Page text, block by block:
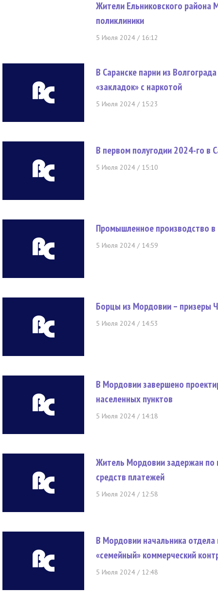
Жители Ельниковского
поликлиники
5 Июля 2024 / 16:12
В Саранске парни из
«закладок» с наркотой
5 Июля 2024 / 15:23
В первом полугодии 2024-го в
5 Июля 2024 / 15:10
Промышленное производство
5 Июля 2024 / 14:59
Борцы из Мордовии – призеры
5 Июля 2024 / 14:53
В Мордовии завершено
населенных пунктов
5 Июля 2024 / 14:18
Житель Мордовии задержан
средств платежей
5 Июля 2024 / 12:58
В Мордовии начальника
«семейный» коммерческий
5 Июля 2024 / 12:48